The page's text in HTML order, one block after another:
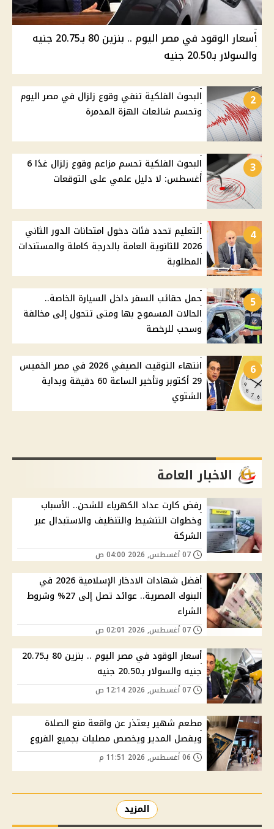
أسعار الوقود في مصر اليوم .. بنزين 80 بـ20.75 جنيه
والسولار بـ20.50 جنيه
2
البحوث الفلكية تنفي وقوع زلزال في مصر اليوم
وتحسم شائعات الهزة المدمرة
3
البحوث الفلكية تحسم مزاعم وقوع زلزال غدًا 6
أغسطس: لا دليل علمي على التوقعات
4
التعليم تحدد فئات دخول امتحانات الدور الثاني
2026 للثانوية العامة بالدرجة كاملة والمستندات
المطلوبة
5
حمل حقائب السفر داخل السيارة الخاصة..
الحالات المسموح بها ومتى تتحول إلى مخالفة
وسحب للرخصة
6
انتهاء التوقيت الصيفي 2026 في مصر الخميس
29 أكتوبر وتأخير الساعة 60 دقيقة وبداية
الشتوي
الاخبار العامة
رفض كارت عداد الكهرباء للشحن.. الأسباب
وخطوات التنشيط والتنظيف والاستبدال عبر
الشركة
أفضل شهادات الادخار الإسلامية 2026 في
البنوك المصرية.. عوائد تصل إلى 27% وشروط
الشراء
أسعار الوقود في مصر اليوم .. بنزين 80 بـ20.75
جنيه والسولار بـ20.50 جنيه
مطعم شهير يعتذر عن واقعة منع الصلاة
ويفصل المدير ويخصص مصليات بجميع الفروع
المزيد